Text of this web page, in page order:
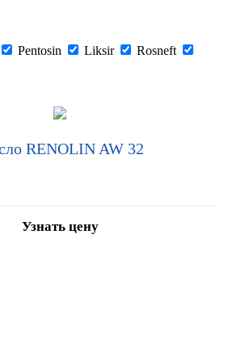
Pentosin Liksir
Rosneft
RENOLIN AW 32
Узнать цену